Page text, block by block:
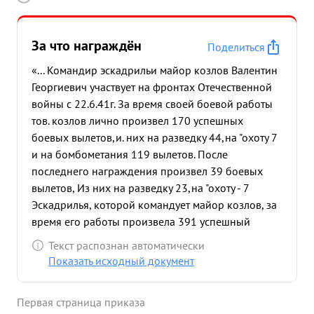
За что награждён
Поделиться
«... Командир эскадрильи майор козлов Валентин
Георгиевич участвует на фронтах Отечественной
войны с 22.6.41г. За время своей боевой работы
тов. козлов лично произвел 170 успешных
боевых вылетов,и. них на разведку 44,на "охоту 7
и на бомбометания 119 вылетов. После
последнего награждения произвел 39 боевых
вылетов, Из них на разведку 23,на "охоту - 7
Эскадрилья, которой командует майор козлов, за
время его работы произвела 391 успешный
самолетовылет с боевым налетом 612час.49мин.
из них на разведку 106 самолетовылетов на
уничтожила -115 автомашин до 75 танков, 11
Текст распознан автоматически
Показать исходный документ
Первая страница приказа